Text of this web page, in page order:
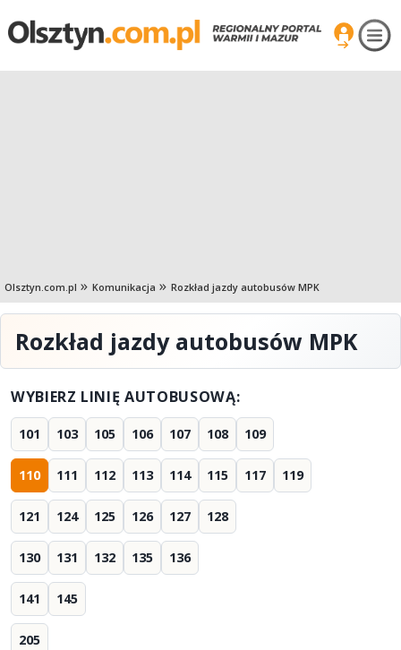
Olsztyn.com.pl Komunikacja Rozkład jazdy autobusów MPK
Rozkład jazdy autobusów MPK
WYBIERZ LINIĘ AUTOBUSOWĄ:
101 103 105 106 107 108 109
110 111 112 113 114 115 117 119
121 124 125 126 127 128
130 131 132 135 136
141 145
205